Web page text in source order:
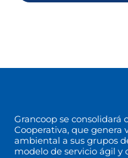
Grancoop se
Cooperativa, que genera
ambiental a sus grupos
modelo de servicio ágil y